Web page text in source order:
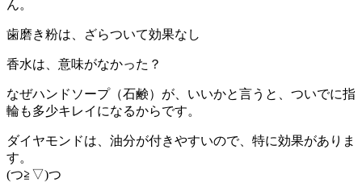
ん。
歯磨き粉は、ざらついて効果なし
香水は、意味がなかった？
なぜハンドソープ（石鹸）が、いいかと言うと、ついでに指
輪も多少キレイになるからです。
ダイヤモンドは、油分が付きやすいので、特に効果がありま
す。
(つ≧▽)つ